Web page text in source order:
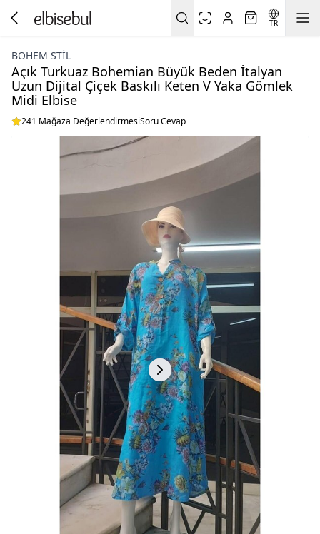
TR
BOHEM STIL
Açık Turkuaz Bohemian Büyük Beden İtalyan
Uzun Dijital Çiçek Baskılı Keten V Yaka Gömlek
Midi Elbise
241 Mağaza DeğerlendirmesiSoru Cevap